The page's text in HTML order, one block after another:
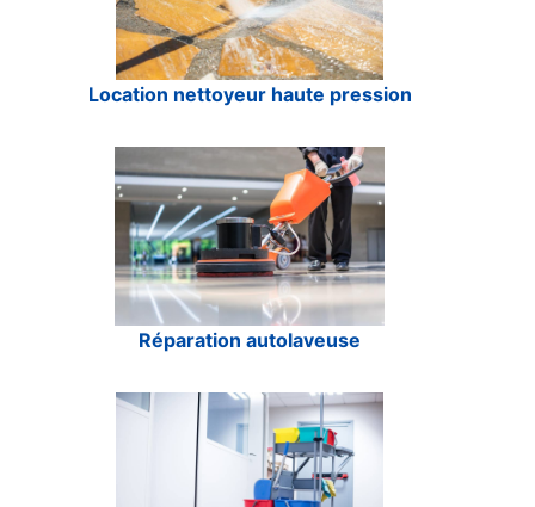
Location nettoyeur haute pression
Réparation autolaveuse